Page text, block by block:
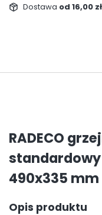
Dostawa od 16,00 zł
RADECO
standardowy
490x335
Opis produktu